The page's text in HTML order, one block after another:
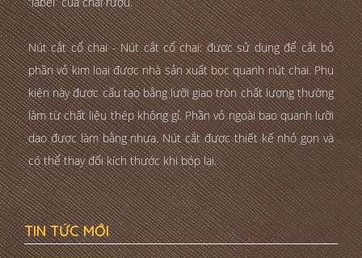
Nút cắt cổ chai - Nút cắt cổ chai: được sử dụng để cắt bỏ
phần vỏ kim loại được nhà sản xuất bọc quanh nút chai. Phụ
kiện này được cấu tạo bằng lưỡi giao tròn chất lượng thường
làm từ chất liệu thép không gỉ. Phần vỏ ngoài bao quanh lưỡi
dao được làm bằng nhựa. Nút cắt được thiết kế nhỏ gọn và
có thể thay đổi kích thước khi bóp lại.
TIN TỨC MỚI